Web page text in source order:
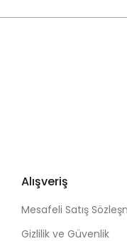
Alışveriş
Mesafeli Satış
Gizlilik ve Güvenlik